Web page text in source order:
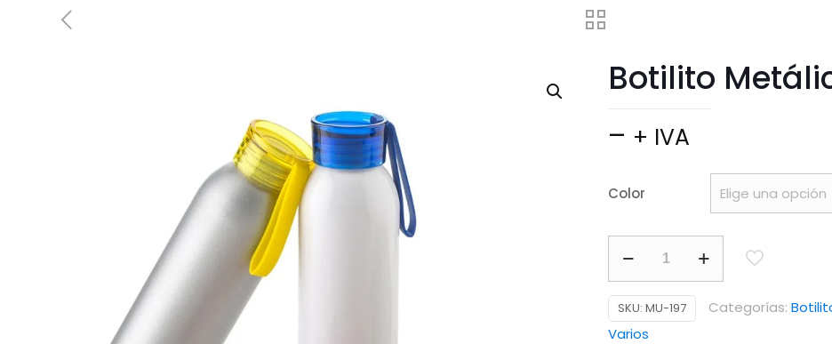
Botilito
– Price
$ 17.900
through
$ 24.970
+ IVA
Color
Otto
600
SKU: MU-197 Categorías:
Varios